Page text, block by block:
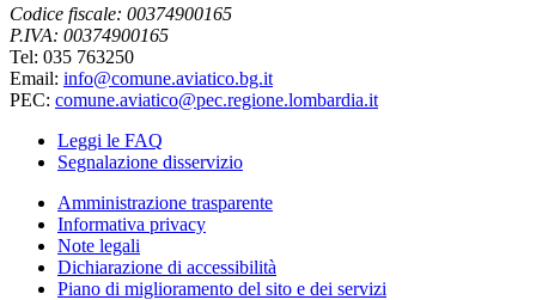
Codice fiscale: 00374900165
P.IVA: 00374900165
Tel: 035 763250
Email: info@comune.aviatico.bg.it
PEC: comune.aviatico@pec.regione.lombardia.it
Leggi le FAQ
Segnalazione disservizio
Amministrazione trasparente
Informativa privacy
Note legali
Dichiarazione di accessibilità
Piano di miglioramento del sito e dei servizi